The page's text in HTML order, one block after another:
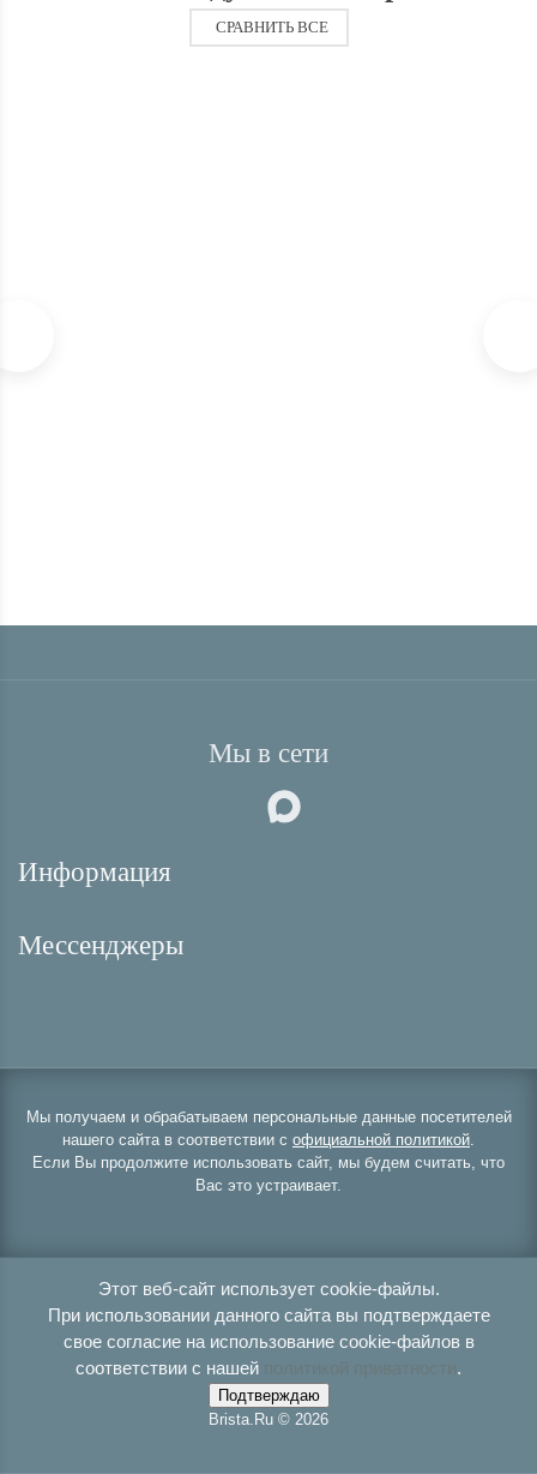
СРАВНИТЬ ВСЕ
Мы в сети
Информация
Мессенджеры
Мы получаем и обрабатываем персональные данные посетителей
нашего сайта в соответствии с официальной политикой.
Если Вы продолжите использовать сайт, мы будем считать, что
Вас это устраивает.
Этот веб-сайт использует cookie-файлы.
При использовании данного сайта вы подтверждаете
свое согласие на использование cookie-файлов в
соответствии с нашей
.
Подтверждаю
Brista.Ru © 2026